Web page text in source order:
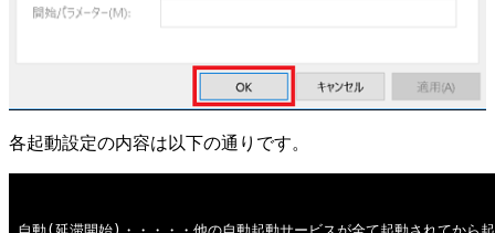
各起動設定の内容は以下の通りです。